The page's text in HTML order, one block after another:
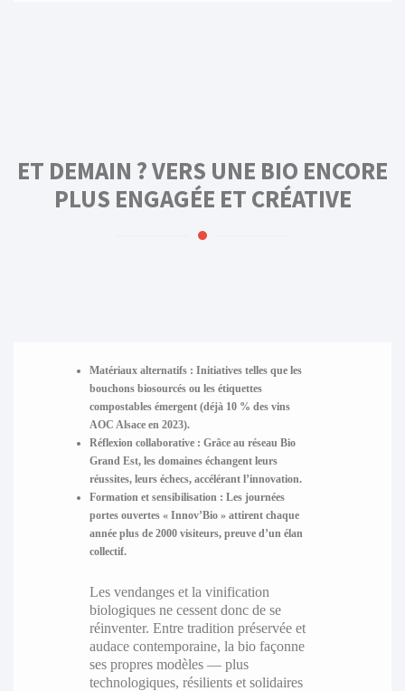
ET DEMAIN ? VERS UNE BIO ENCORE
PLUS ENGAGÉE ET CRÉATIVE
Matériaux alternatifs: Initiatives telles que les
bouchons biosourcés ou les étiquettes
compostables émergent (déjà 10 % des vins
AOC Alsace en 2023).
Réflexion collaborative: Grâce au réseau Bio
Grand Est, les domaines échangent leurs
réussites, leurs échecs, accélérant l’innovation.
Formation et sensibilisation : Les journées
portes ouvertes « Innov’Bio » attirent chaque
année plus de 2000 visiteurs, preuve d’un élan
collectif.
Les vendanges et la vinification
biologiques ne cessent donc de se
réinventer. Entre tradition préservée et
audace contemporaine, la bio façonne
ses propres modèles — plus
technologiques, résilients et solidaires